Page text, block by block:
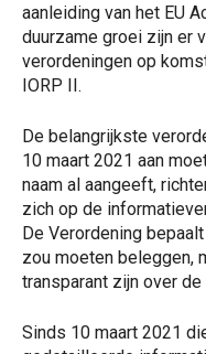
aanleiding van het EU
duurzame groei zijn er
verordeningen op
IORP II.
De belangrijkste
10 maart 2021 aan
naam al aangeeft,
zich op de
De Verordening
zou moeten beleggen,
transparant zijn over
Sinds 10 maart 2021